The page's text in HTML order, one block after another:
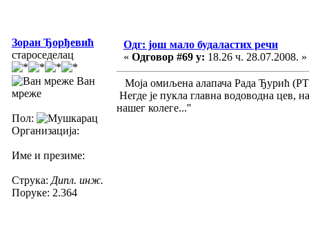
Зоран Ђорђевић
староседелац
Ван
мреже
Пол:
Организација:
Име и презиме:
Струка: Дипл. инж.
Поруке: 2.364
Одг: још мало будаластих речи
« Одговор #69 у: 18.26 ч. 28.07.2008. »
Моја омиљена алапача Рада Ђурић
Негде је пукла главна водоводна цев,
нашег колеге...''